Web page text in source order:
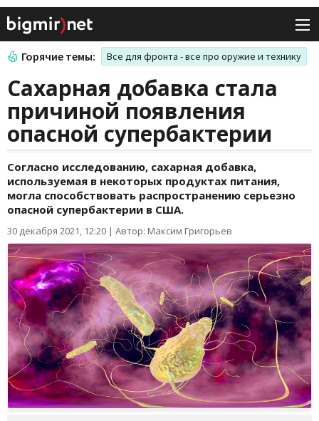
Горячие темы: Все для фронта - все про оружие и технику
Сахарная добавка стала
причиной появления
опасной супербактерии
Согласно исследованию, сахарная добавка,
используемая в некоторых продуктах питания,
могла способствовать распространению серьезно
опасной супербактерии в США.
30 декабря 2021, 12:20 | Автор: Максим Григорьев